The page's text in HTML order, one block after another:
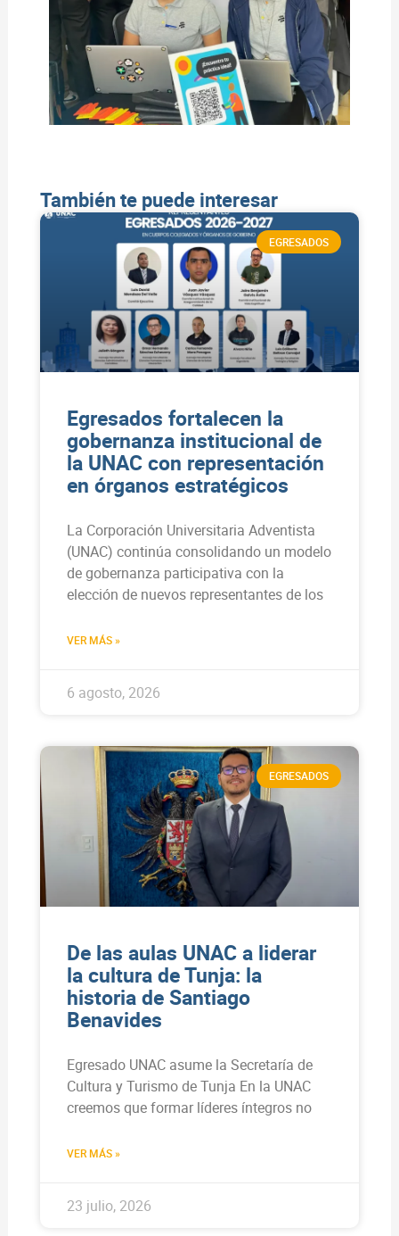
También te puede interesar
EGRESADOS
Egresados fortalecen la
gobernanza institucional de
la UNAC con representación
en órganos estratégicos
La Corporación Universitaria Adventista
(UNAC) continúa consolidando un modelo
de gobernanza participativa con la
elección de nuevos representantes de los
VER MÁS »
6 agosto, 2026
EGRESADOS
De las aulas UNAC a liderar
la cultura de Tunja: la
historia de Santiago
Benavides
Egresado UNAC asume la Secretaría de
Cultura y Turismo de Tunja En la UNAC
creemos que formar líderes íntegros no
VER MÁS »
23 julio, 2026